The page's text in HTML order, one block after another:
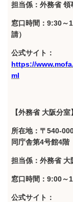
担当係：外務省
窓口時間：9:30～
請）
公式サイト：
https://
ml
【外務省 大阪分室】
所在地：〒540-
同庁舎第4号館4階
担当係：外務省 大
窓口時間：9:00～
公式サイト：